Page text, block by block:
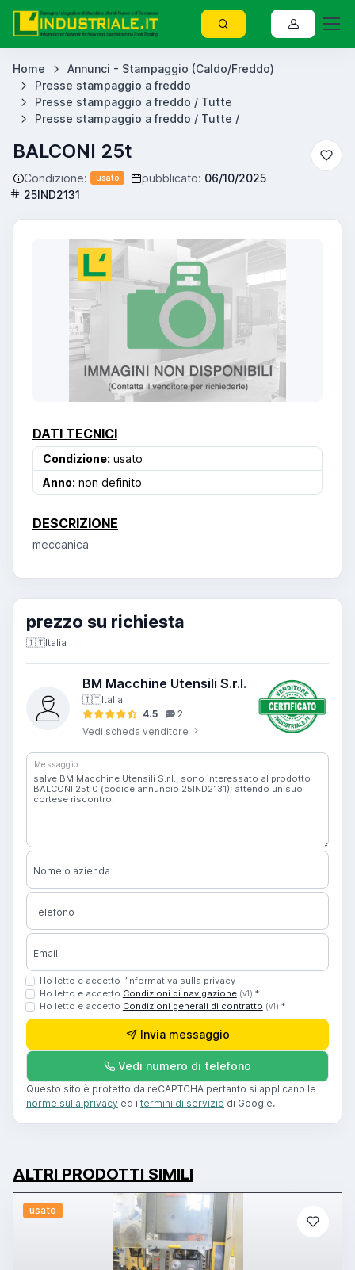
Home
Annunci - Stampaggio (Caldo/Freddo)
Presse stampaggio a freddo
Presse stampaggio a freddo / Tutte
Presse stampaggio a freddo / Tutte /
BALCONI 25t
Condizione: usato pubblicato: 06/10/2025
25IND2131
DATI TECNICI
Condizione: usato
Anno: non definito
DESCRIZIONE
meccanica
prezzo su richiesta
🇮🇹Italia
BM Macchine Utensili S.r.l.
🇮🇹Italia
4.5
2
Vedi scheda venditore
Messaggio
Nome o azienda
Telefono
Email
Ho letto e accetto l’informativa sulla privacy
Ho letto e accetto Condizioni di navigazione (v1) *
Ho letto e accetto Condizioni generali di contratto (v1) *
Invia messaggio
Vedi numero di telefono
Questo sito è protetto da reCAPTCHA pertanto si applicano le
norme sulla privacy ed i termini di servizio di Google.
ALTRI PRODOTTI SIMILI
usato